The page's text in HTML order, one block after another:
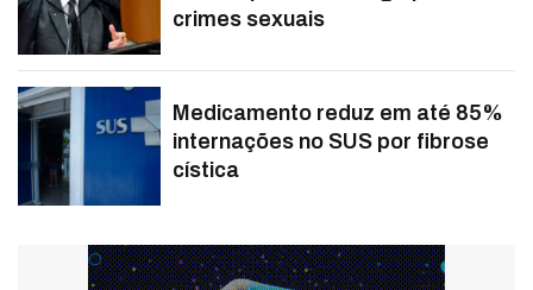
crimes sexuais
Medicamento reduz em até 85%
internações no SUS por fibrose
cística